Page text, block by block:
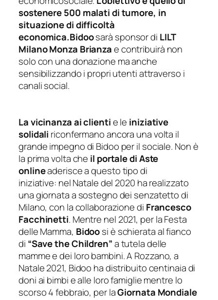
sostenere 500 malati di tumore, in
situazione di difficoltà
economica.Bidoosarà sponsor di LILT
Milano Monza Brianzae contribuirà non
solo con una donazione ma anche
sensibilizzando i propri utenti attraverso i
canali social.
La vicinanza ai clientie le iniziative
solidali riconfermano ancora una volta il
grande impegno di Bidoo per il sociale. Non è
la prima volta che il portale di Aste
onlineaderisce a questo tipo di
iniziative: nel Natale del 2020 ha realizzato
una giornata a sostegno dei senzatetto di
Milano, con la collaborazione di Francesco
Facchinetti. Mentre nel 2021, per la Festa
delle Mamma, Bidoosi è schierata al fianco
di “Save the Children”a tutela delle
mamme e dei loro bambini. A Rozzano, a
Natale 2021, Bidoo ha distribuito centinaia di
doni ai bimbi e alle loro famiglie mentre lo
scorso 4 febbraio, per laGiornata Mondiale